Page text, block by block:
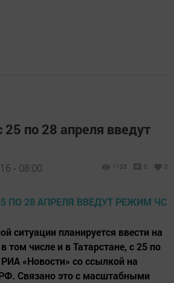
25 по 28 апреля введут
- 08:00 1135 0 0
ситуации планируется ввести на
том числе и в Татарстане, с 25 по
«Новocти» со ссылкой на
Связано это с масштабными